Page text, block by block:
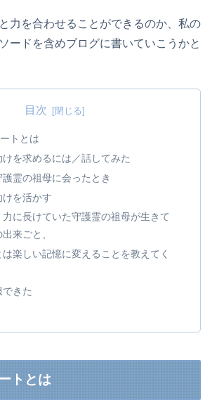
力を合わせることができるのか、私の
ードを含めブログに書いていこうかと
目次
トとは
を求めるには／話してみた
霊の祖母に会ったとき
を活かす
力に長けていた守護霊の祖母が生きて
来ごと、
楽しい記憶に変えることを教えてく
きた
トとは